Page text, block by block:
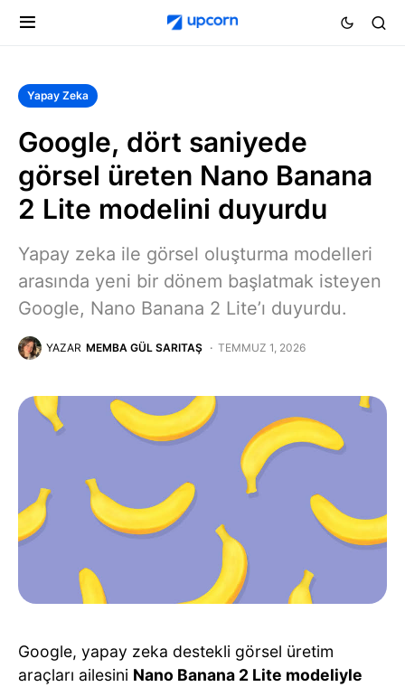
Yapay Zeka
Google, dört saniyede
görsel üreten Nano Banana
2 Lite modelini duyurdu
Yapay zeka ile görsel oluşturma modelleri
arasında yeni bir dönem başlatmak isteyen
Google, Nano Banana 2 Lite’ı duyurdu.
YAZAR MEMBA GÜL SARITAŞ TEMMUZ 1, 2026
Google, yapay zeka destekli görsel üretim
araçları ailesini Nano Banana 2 Lite modeliyle